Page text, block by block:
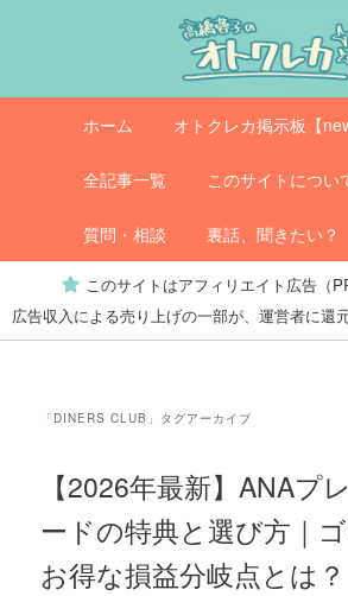
へ
動
移
オトクレカ
ュ
ホーム オトクレカ掲示板【
全記事一覧 このサイトについ
質問・相談 裏話、聞きたい？
このサイトはアフィリエイト広告（
広告収入による売り上げの一部が、運営者に還
「 DINERS CLUB 」タグアーカイブ
【2026年最新】ANAプ
ードの特典と選び方｜
お得な損益分岐点とは？